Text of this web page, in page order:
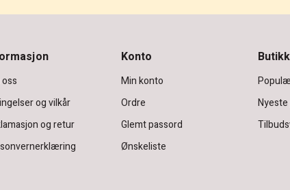
og vilkår
og retur
Konto
Min konto
Ordre
Glemt passord
Ønskeliste
Butikk